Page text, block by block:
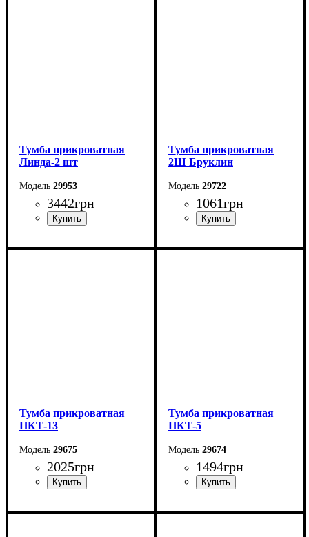
Тумба прикроватная
Линда-2 шт
29953
3442грн
Ширина: 50 см
Тумба прикроватная
2Ш Бруклин
29722
1061грн
Ширина: 40,4 см
Тумба прикроватная
ПКТ-13
29675
2025грн
Ширина: 50,2 см
Тумба прикроватная
ПКТ-5
29674
1494грн
Ширина: 40 см